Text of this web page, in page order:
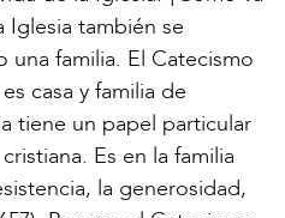
Iglesia también se
una familia. El Catecismo
casa y familia de
tiene un papel particular
Es en la familia
la generosidad,